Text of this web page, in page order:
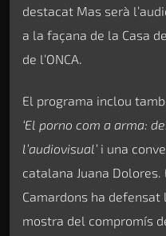
destacat Mas serà
a la façana de la Casa
de l’ONCA.
El programa inclou
‘El porno com a arma:
l’audiovisual’ i una
catalana Juana
Camardons ha defensat
mostra del compromís